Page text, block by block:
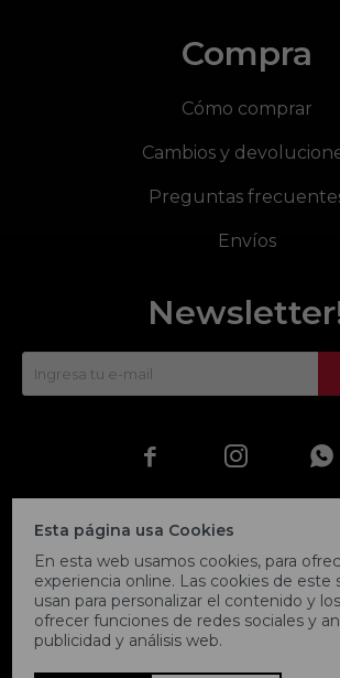
Esta página usa Cookies
En esta web usamos cookies, para
experiencia online. Las cookies de este
usan para personalizar el contenido y
ofrecer funciones de redes sociales y
publicidad y análisis web.
Compra
Cómo comprar
Cambios y
Preguntas
Envíos
  